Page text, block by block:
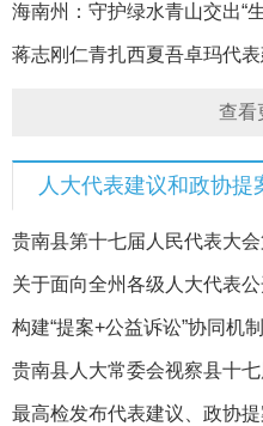
答卷
海南州：守护绿水青山交出“
蒋志刚仁青扎西夏吾卓玛代
查看
人大代表建议和政协提
贵南县第十七届人民代表大
关于面向全州各级人大代表
州民生实事项目建议的公告
构建“提案+公益诉讼”协同机
赢、共赢”新路径
贵南县人大常委会视察县十
表建议、意见办理情况和
最高检发布代表建议、政协